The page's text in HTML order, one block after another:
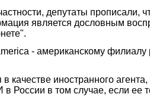
депутаты прописали,
является дословным
- американскому филиалу
в качестве иностранного
России в том случае, если ее